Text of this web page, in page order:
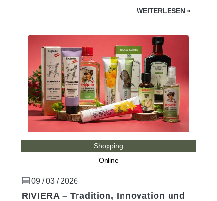
WEITERLESEN »
Shopping
Online
09 / 03 / 2026
RIVIERA – Tradition, Innovation und